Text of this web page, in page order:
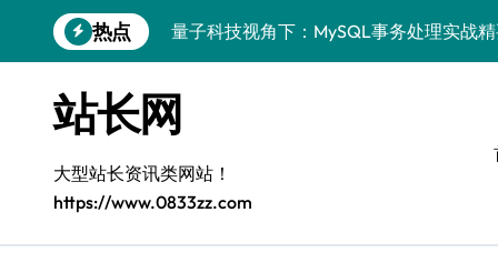
到
热点
量子科技视角下：MySQL事务处理实战
技术赋能站长：MySQL事务控制深度解
MySQL技术精要：后端事务掌控与科技
全栈视角：MySQL事务处理与控制，站
VR开发进阶：MySQL事务控制科技赋能
站长网
大型站长资讯类网站！
https://www.0833zz.com